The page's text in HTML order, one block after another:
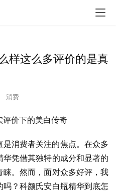
样这么多评价的是真
消费
价下的美白传奇
消费者关注的焦点。在众多
凭借其独特的成分和显著的
。然而，面对众多好评，我
？科颜氏安白瓶精华到底怎